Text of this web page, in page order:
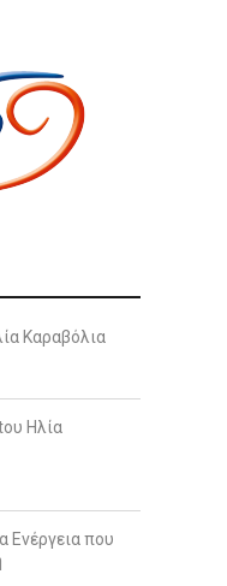
Καραβόλια
Ηλία
που